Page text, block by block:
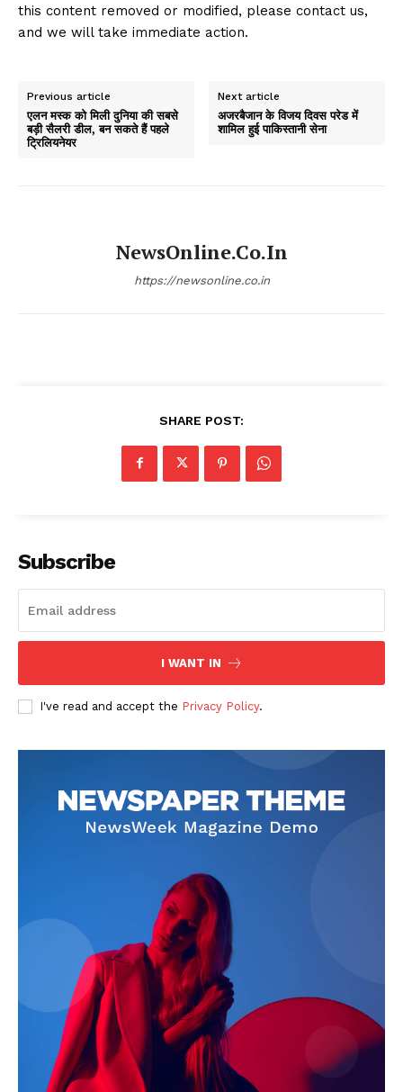
this content removed or modified, please contact us,
and we will take immediate action.
Previous article
एलन मस्क को मिली दुनिया की सबसे
बड़ी सैलरी डील, बन सकते हैं पहले
ट्रिलियनेयर
Next article
अजरबैजान के विजय दिवस परेड में
शामिल हुई पाकिस्तानी सेना
NewsOnline.co.in
https://newsonline.co.in
SHARE POST:
Subscribe
I WANT IN
I've read and accept the Privacy Policy.